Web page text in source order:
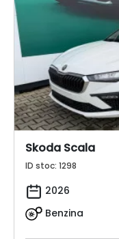
Skoda Scala
ID stoc: 1298
2026
Benzina